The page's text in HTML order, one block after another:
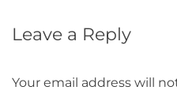
Leave a Reply
Your email address will